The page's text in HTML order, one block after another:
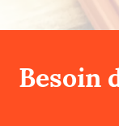
Besoin